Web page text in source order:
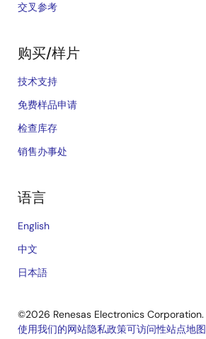
交叉参考
购买/样片
技术支持
免费样品申请
检查库存
销售办事处
语言
English
中文
日本語
©2026 Renesas Electronics Corporation.
使用我们的网站隐私政策可访问性站点地图